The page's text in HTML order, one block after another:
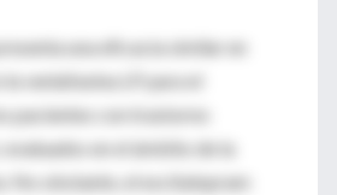
una eficacia similar en
venlafaxina LP para el
pacientes con trastorno
en el ámbito de la
No obstante, el escitalopram